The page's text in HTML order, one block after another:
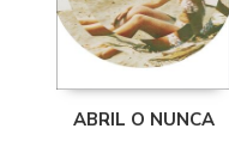
ABRIL O NUNCA